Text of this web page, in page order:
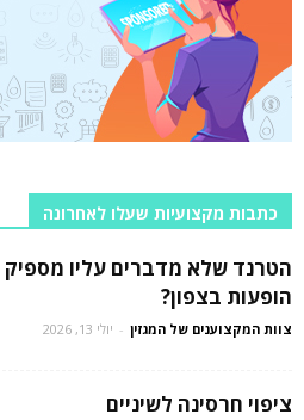
כתבות מקצועיות שעלו לאחרונה
הטרנד שלא מדברים עליו
הופעות בצפון?
צוות המקצוענים של המגזין - יולי 13, 2026
ציפוי חרסינה לשיניים